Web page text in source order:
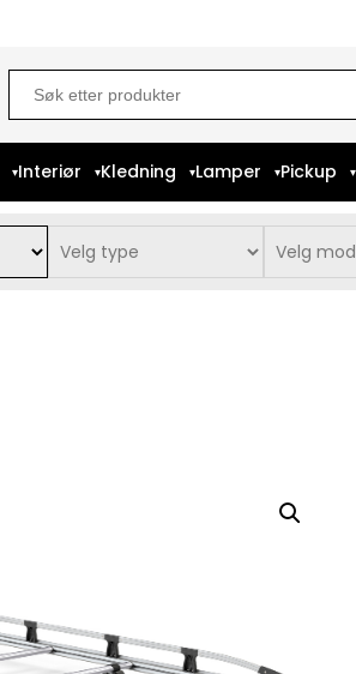
Search
for:
Interiør Kledning Lamper Pickup